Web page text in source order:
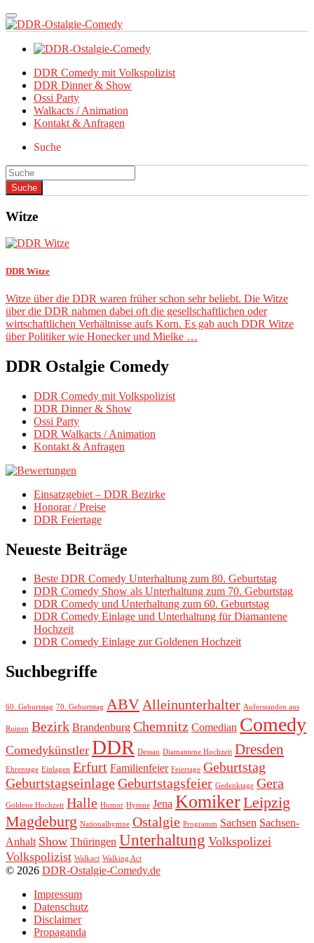
DDR Comedy mit Volkspolizist
DDR Dinner & Show
Ossi Party
Walkacts / Animation
Kontakt & Anfragen
Suche
Witze
DDR Witze
Witze über die DDR waren früher schon sehr beliebt. Die Witze
über die DDR nahmen dabei oft die gesellschaftlichen oder
wirtschaftlichen Verhältnisse aufs Korn. Es gab auch DDR Witze
über Politiker wie Honecker und Mielke …
DDR Ostalgie Comedy
DDR Comedy mit Volkspolizist
DDR Dinner & Show
Ossi Party
DDR Walkacts / Animation
Kontakt & Anfragen
Einsatzgebiet – DDR Bezirke
Honorar / Preise
DDR Feiertage
Neueste Beiträge
Beste DDR Comedy Unterhaltung zum 80. Geburtstag
DDR Comedy Show als Unterhaltung zum 70. Geburtstag
DDR Comedy und Unterhaltung zum 60. Geburtstag
DDR Comedy Einlage und Unterhaltung für Diamantene
Hochzeit
DDR Comedy Einlage zur Goldenen Hochzeit
Suchbegriffe
60. Geburtstag 70. Geburtstag ABV Alleinunterhalter Auferstanden aus
Ruinen Bezirk Brandenburg Chemnitz Comedian Comedy
Comedykünstler DDR Dessau Diamantene Hochzeit Dresden
Ehrentage Einlagen Erfurt Familienfeier Feiertage Geburtstag
GeburtstagseinlageGeburtstagsfeier Gedenktage Gera
Goldene Hochzeit Halle Humor Hymne Jena KomikerLeipzig
Magdeburg Nationalhymne Ostalgie Programm Sachsen Sachsen-
Anhalt Show Thüringen Unterhaltung Volkspolizei
Volkspolizist Walkact Walking Act
© 2026 DDR-Ostalgie-Comedy.de
Impressum
Datenschutz
Disclaimer
Propaganda